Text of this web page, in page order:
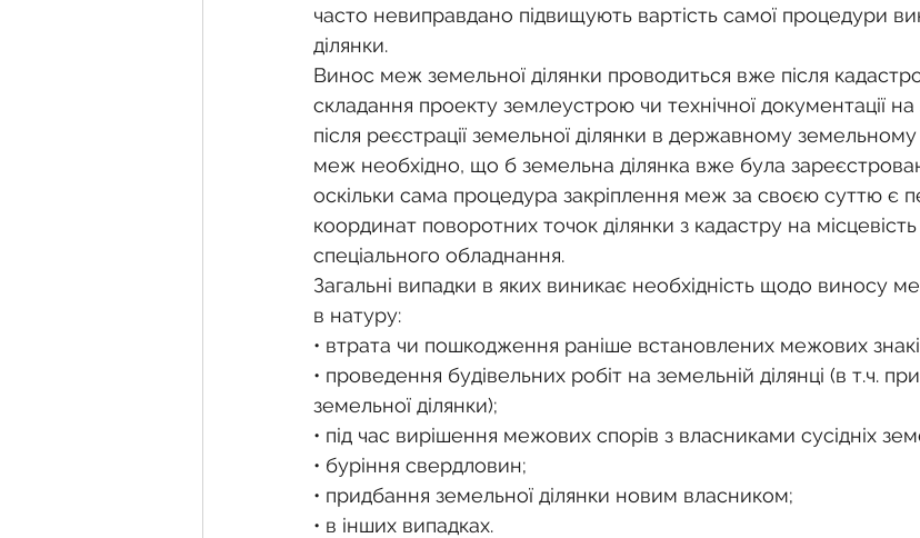
часто невиправдано підвищують вартість самої процедури
ділянки.
Винос меж земельної ділянки проводиться вже після
складання проекту землеустрою чи технічної документації
після реєстрації земельної ділянки в державному
меж необхідно, що б земельна ділянка вже була
оскільки сама процедура закріплення меж за своєю суттю є
координат поворотних точок ділянки з кадастру на
спеціального обладнання.
Загальні випадки в яких виникає необхідність щодо виносу
в натуру:
• втрата чи пошкодження раніше встановлених межових
• проведення будівельних робіт на земельній ділянці (в т.ч.
земельної ділянки);
• під час вирішення межових спорів з власниками сусідніх
• буріння свердловин;
• придбання земельної ділянки новим власником;
• в інших випадках.